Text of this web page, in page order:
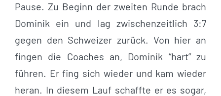
Pause. Zu Beginn der zweiten Runde brach
Dominik ein und lag zwischenzeitlich 3:7
gegen den Schweizer zurück. Von hier an
fingen die Coaches an, Dominik “hart” zu
führen. Er fing sich wieder und kam wieder
heran. In diesem Lauf schaffte er es sogar,